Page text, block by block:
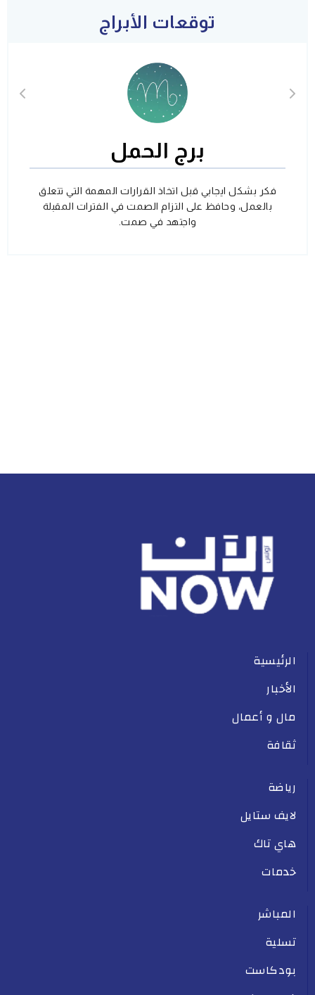
توقعات الأبراج
برج الحمل
فكر بشكل ايجابي قبل اتخاذ القرارات المهمة التي تتعلق
بالعمل، وحافظ على التزام الصمت في الفترات المقبلة
واجتهد في صمت.
الرئيسية
الأخبار
مال و أعمال
ثقافة
رياضة
لايف ستايل
هاي تاك
خدمات
المباشر
تسلية
بودكاست